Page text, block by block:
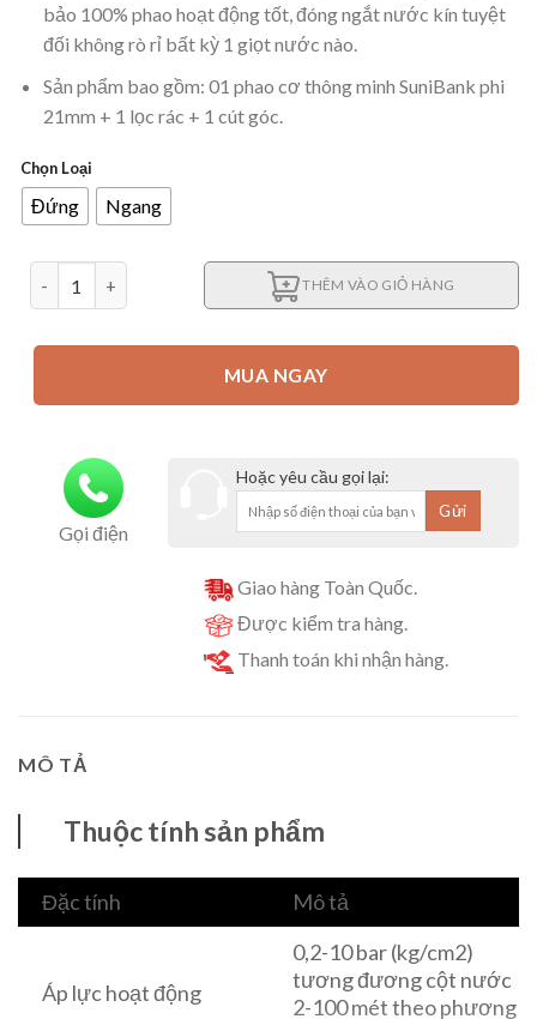
bảo 100% phao hoạt động tốt, đóng ngắt nước kín tuyệt
đối không rò rỉ bất kỳ 1 giọt nước nào.
Sản phẩm bao gồm: 01 phao cơ thông minh SuniBank phi
21mm + 1 lọc rác + 1 cút góc.
Chọn Loại
Đứng Ngang
Van phao cơ thông minh SunniBank chống tràn bồn nước phi
THÊM VÀO GIỎ HÀNG
MUA NGAY
Gọi điện
Hoặc yêu cầu gọi lại:
Giao hàng Toàn Quốc.
Được kiểm tra hàng.
Thanh toán khi nhận hàng.
MÔ TẢ
Thuộc tính sản phẩm
Đặc tính Mô tả
Áp lực hoạt động
0,2-10 bar (kg/cm2)
tương đương cột nước
2-100 mét theo phương